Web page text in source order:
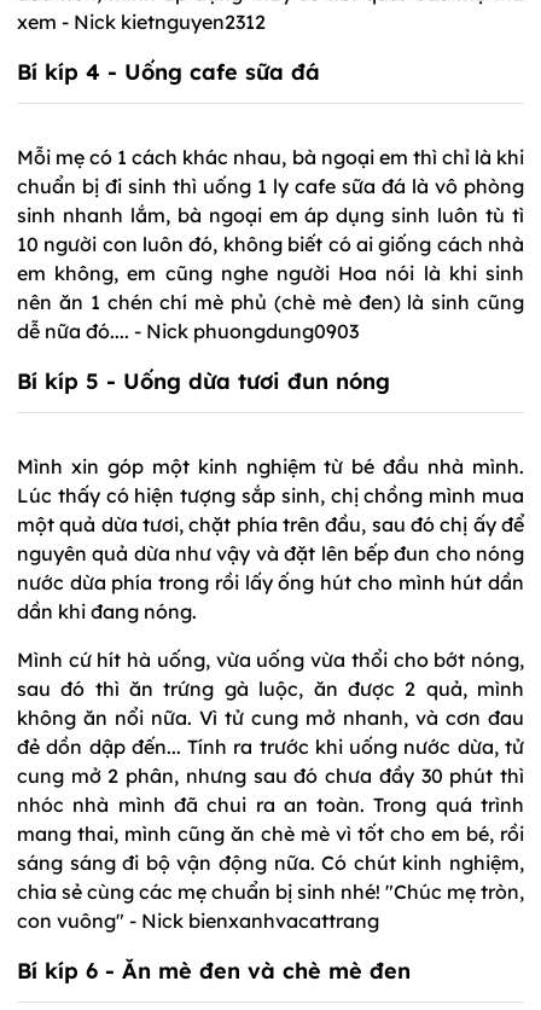
xem - Nick kietnguyen2312
Bí kíp 4 - Uống cafe sữa đá
Mỗi mẹ có 1 cách khác nhau, bà ngoại em thì chỉ là khi
chuẩn bị đi sinh thì uống 1 ly cafe sữa đá là vô phòng
sinh nhanh lắm, bà ngoại em áp dụng sinh luôn tù tì
10 người con luôn đó, không biết có ai giống cách nhà
em không, em cũng nghe người Hoa nói là khi sinh
nên ăn 1 chén chí mè phủ (chè mè đen) là sinh cũng
dễ nữa đó.... - Nick phuongdung0903
Bí kíp 5 - Uống dừa tươi đun nóng
Mình xin góp một kinh nghiệm từ bé đầu nhà mình.
Lúc thấy có hiện tượng sắp sinh, chị chồng mình mua
một quả dừa tươi, chặt phía trên đầu, sau đó chị ấy để
nguyên quả dừa như vậy và đặt lên bếp đun cho nóng
nước dừa phía trong rồi lấy ống hút cho mình hút dần
dần khi đang nóng.
Mình cứ hít hà uống, vừa uống vừa thổi cho bớt nóng,
sau đó thì ăn trứng gà luộc, ăn được 2 quả, mình
không ăn nổi nữa. Vì tử cung mở nhanh, và cơn đau
đẻ dồn dập đến... Tính ra trước khi uống nước dừa, tử
cung mở 2 phân, nhưng sau đó chưa đầy 30 phút thì
nhóc nhà mình đã chui ra an toàn. Trong quá trình
mang thai, mình cũng ăn chè mè vì tốt cho em bé, rồi
sáng sáng đi bộ vận động nữa. Có chút kinh nghiệm,
chia sẻ cùng các mẹ chuẩn bị sinh nhé! "Chúc mẹ tròn,
con vuông" - Nick bienxanhvacattrang
Bí kíp 6 - Ăn mè đen và chè mè đen